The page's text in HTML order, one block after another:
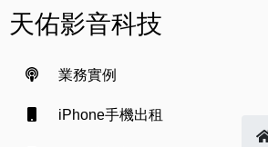
天佑影音科技
業務實例
iPhone手機出租